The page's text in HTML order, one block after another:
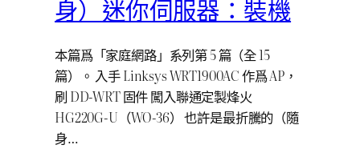
身）迷你伺服器：裝機
本篇爲「家庭網路」系列第 5 篇（全 15
篇）。 入手 Linksys WRT1900AC 作爲 AP，
刷 DD-WRT 固件 闖入聯通定製烽火
HG220G-U（WO-36） 也許是最折騰的（隨
身…